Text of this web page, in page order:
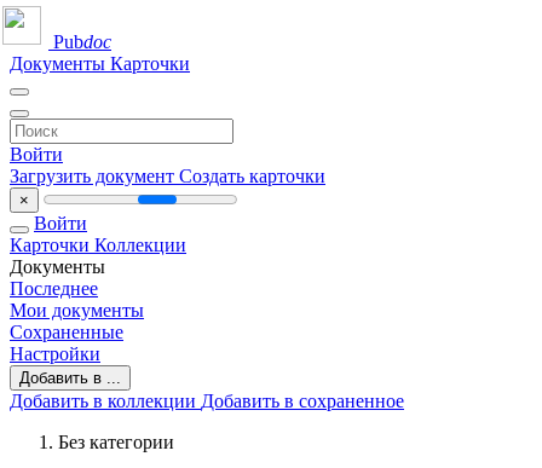
Pubdoc
Документы Карточки
Войти
Загрузить документ Создать карточки
×
Войти
Карточки Коллекции
Документы
Последнее
Мои документы
Сохраненные
Настройки
Добавить в ...
Добавить в коллекции Добавить в сохраненное
Без категории